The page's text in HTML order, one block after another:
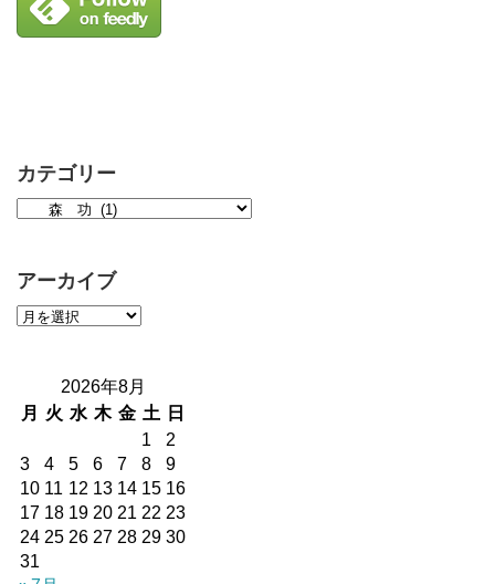
カテゴリー
アーカイブ
2026年8月
月
火 水 木 金 土
日
1
2
3
4 5 6 7 8
9
10 11 12 13 14 15 16
17 18 19 20 21 22 23
24 25 26 27 28 29 30
31